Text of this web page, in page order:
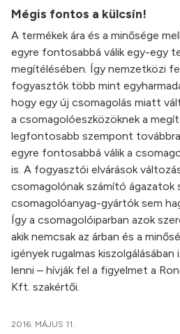
Mégis fontos a külcsín!
A termékek ára és a minősége
egyre fontosabbá válik egy-egy
megítélésében. Így nemzetközi
fogyasztók több mint
hogy egy új csomagolás miatt
a csomagolóeszközöknek a
legfontosabb szempont
egyre fontosabbá válik a
is. A fogyasztói elvárások
csomagolónak számító ágazatok
csomagolóanyag-gyártók sem
Így a csomagolóiparban azok
akik nemcsak az árban és a
igények rugalmas
lenni – hívják fel a figyelmet a
Kft. szakértői.
2016. MÁJUS 11.